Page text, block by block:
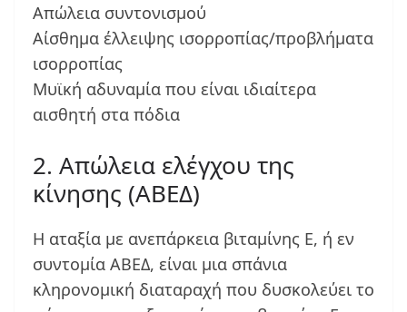
Απώλεια συντονισμού
Αίσθημα έλλειψης ισορροπίας/προβλήματα
ισορροπίας
Μυϊκή αδυναμία που είναι ιδιαίτερα
αισθητή στα πόδια
2. Απώλεια ελέγχου της
κίνησης (ΑΒΕΔ)
Η αταξία με ανεπάρκεια βιταμίνης Ε, ή εν
συντομία ΑΒΕΔ, είναι μια σπάνια
κληρονομική διαταραχή που δυσκολεύει το